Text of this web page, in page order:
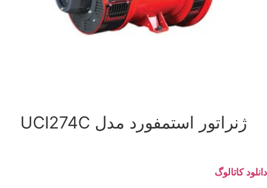
ژنراتور استمفورد مدل UCI274C
دانلود کاتالوگ